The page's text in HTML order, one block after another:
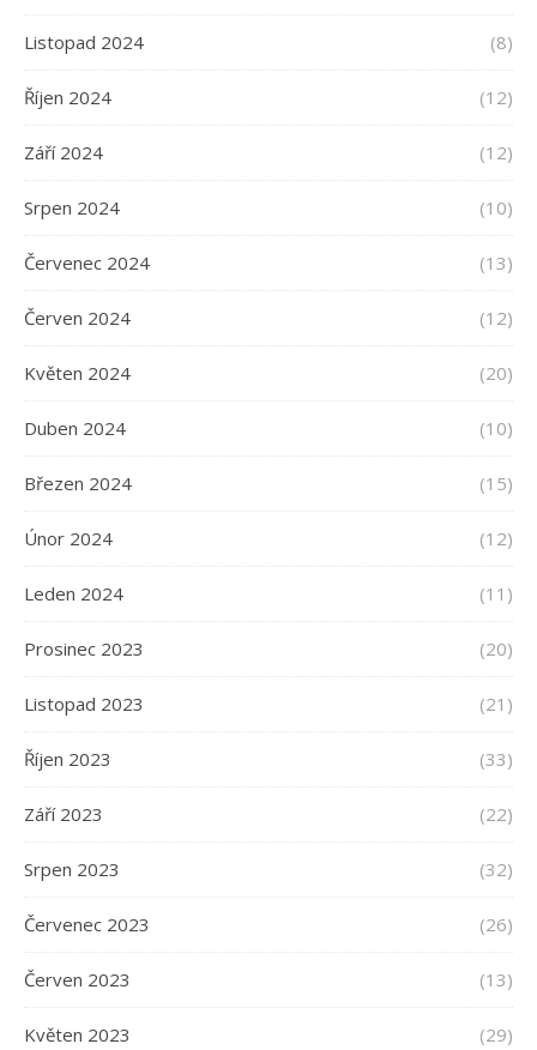
Listopad 2024 (8)
Říjen 2024 (12)
Září 2024 (12)
Srpen 2024 (10)
Červenec 2024 (13)
Červen 2024 (12)
Květen 2024 (20)
Duben 2024 (10)
Březen 2024 (15)
Únor 2024 (12)
Leden 2024 (11)
Prosinec 2023 (20)
Listopad 2023 (21)
Říjen 2023 (33)
Září 2023 (22)
Srpen 2023 (32)
Červenec 2023 (26)
Červen 2023 (13)
Květen 2023 (29)